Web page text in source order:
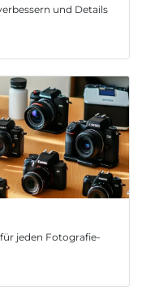
und Details
jeden Fotografie-